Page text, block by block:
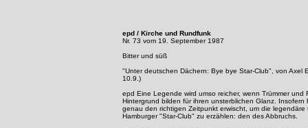
epd / Kirche und Rundfunk
Nr. 73 vom 19. September 1987
Bitter und süß
"Unter deutschen Dächern: Bye bye Star-Club", von Axel
10.9.)
epd Eine Legende wird umso reicher, wenn Trümmer und
Hintergrund bilden für ihren unsterblichen Glanz. Insofern
genau den richtigen Zeitpunkt erwischt, um die legendäre
Hamburger "Star-Club" zu erzählen: den des Abbruchs.